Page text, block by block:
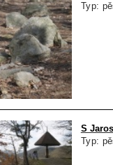
Typ:
S
Typ: